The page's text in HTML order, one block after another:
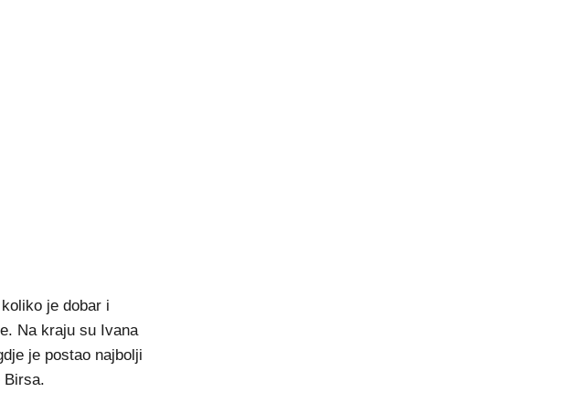
je dobar i
Na kraju su Ivana
je postao najbolji
Birsa.